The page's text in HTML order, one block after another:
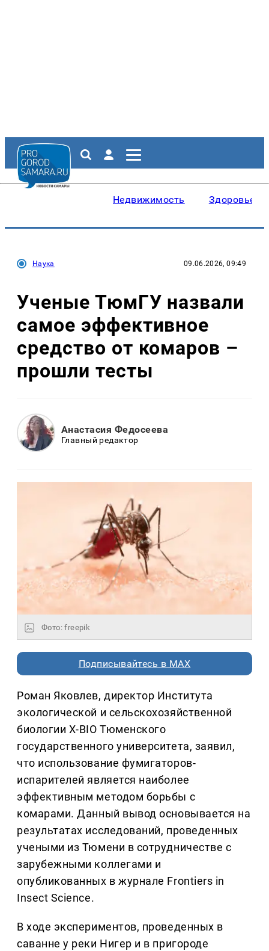
Недвижимость Здоровье
Наука 09.06.2026, 09:49
Ученые ТюмГУ назвали
самое эффективное
средство от комаров –
прошли тесты
Анастасия Федосеева
Главный редактор
Фото: freepik
Подписывайтесь в MAX
Роман Яковлев, директор Института
экологической и сельскохозяйственной
биологии X-BIO Тюменского
государственного университета, заявил,
что использование фумигаторов-
испарителей является наиболее
эффективным методом борьбы с
комарами. Данный вывод основывается на
результатах исследований, проведенных
учеными из Тюмени в сотрудничестве с
зарубежными коллегами и
опубликованных в журнале Frontiers in
Insect Science.
В ходе экспериментов, проведенных в
саванне у реки Нигер и в пригороде